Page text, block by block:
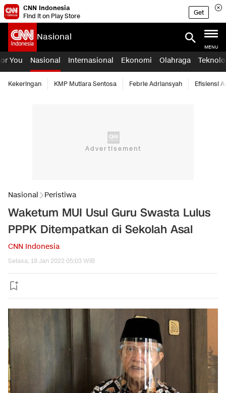
CNN Indonesia
Find it on Play Store
Get
Nasional
MENU
You Nasional Internasional Ekonomi Olahraga
Kekeringan KMP Mutiara Sentosa Febrie Adriansyah Efisiensi
Nasional Peristiwa
Waketum MUI Usul Guru Swasta Lulus
PPPK Ditempatkan di Sekolah Asal
CNN Indonesia
Selasa, 18 Jan 2022 05:03 WIB